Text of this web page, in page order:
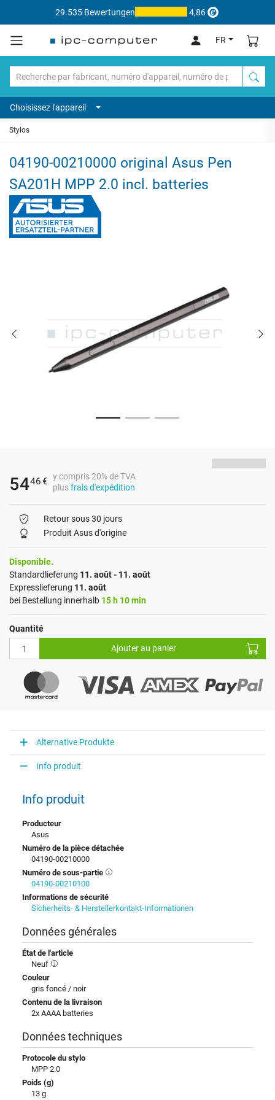
29.535 Bewertungen 4,86
FR
Choisissez l'appareil
Stylos
04190-00210000 original Asus Pen
SA201H MPP 2.0 incl. batteries
5446 € y compris 20% de TVA
plusfrais d'expédition
Retour sous 30 jours
Produit Asus d'origine
Disponible.
Standardlieferung 11. août - 11. août
Expresslieferung 11. août
bei Bestellung innerhalb 15 h 10 min
Quantité
Ajouter au panier
Alternative Produkte
Info produit
Info produit
Producteur
Asus
Numéro de la pièce détachée
04190-00210000
Numéro de sous-partie
04190-00210100
Informations de sécurité
Sicherheits- & Herstellerkontakt-Informationen
Données générales
État de l'article
Neuf
Couleur
gris foncé / noir
Contenu de la livraison
2x AAAA batteries
Données techniques
Protocole du stylo
MPP 2.0
Poids (g)
13 g